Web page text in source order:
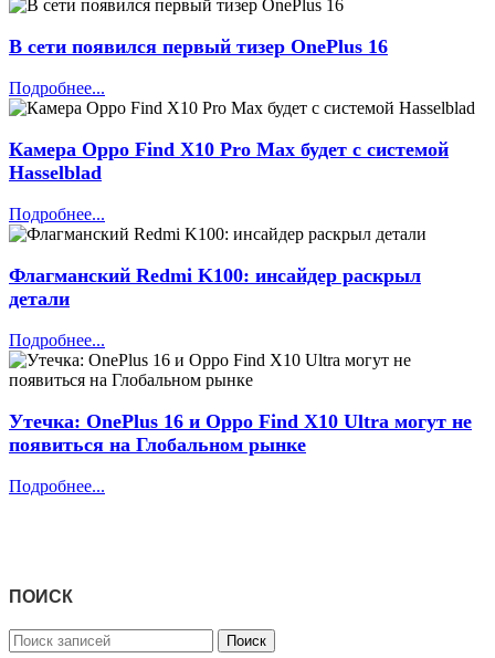
В сети появился первый тизер OnePlus 16
Подробнее...
Камера Oppo Find X10 Pro Max будет с системой
Hasselblad
Подробнее...
Флагманский Redmi K100: инсайдер раскрыл
детали
Подробнее...
Утечка: OnePlus 16 и Oppo Find X10 Ultra могут не
появиться на Глобальном рынке
Подробнее...
ПОИСК
Поиск